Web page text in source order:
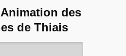
des
de Thiais